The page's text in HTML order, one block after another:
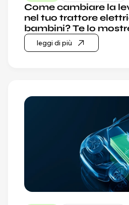
Come cambiare la
nel tuo trattore
bambini? Te lo
doleggi di più